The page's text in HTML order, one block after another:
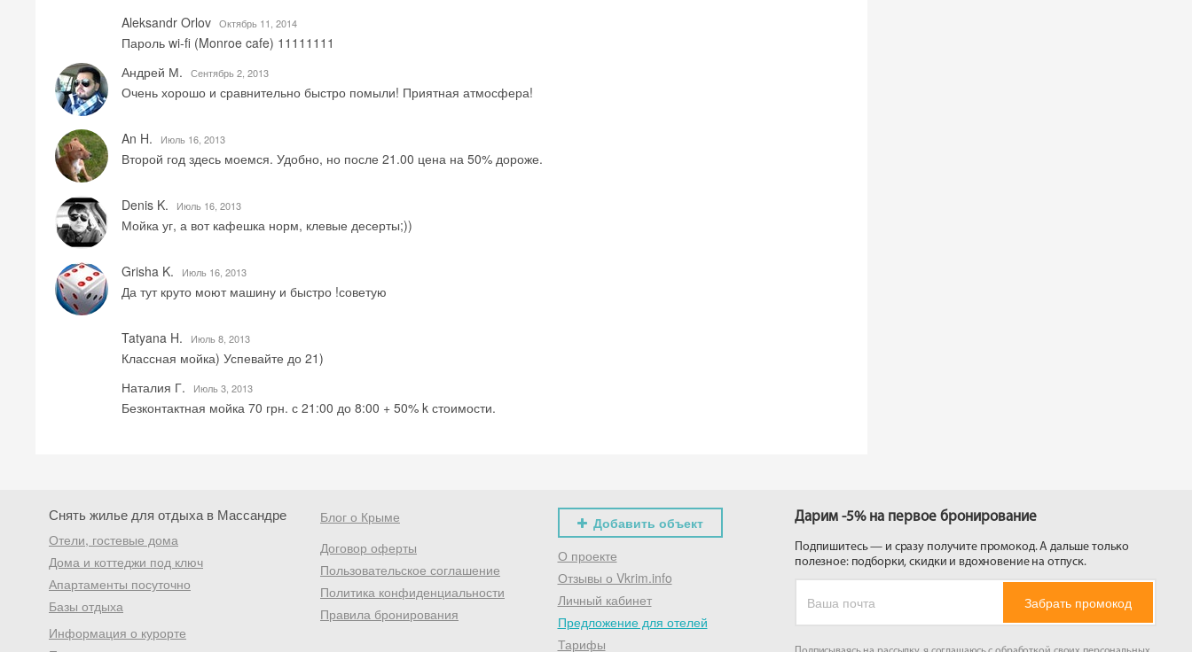
Aleksandr Orlov Октябрь 11, 2014
Пароль wi-fi (Monroe cafe) 11111111
Андрей М.
Сентябрь 2, 2013
Очень хорошо и сравнительно быстро помыли! Приятная атмосфера!
An H. Июль 16, 2013
Второй год здесь моемся. Удобно, но после 21.00 цена на 50% дороже.
Denis K. Июль 16, 2013
Мойка уг, а вот кафешка норм, клевые десерты;))
Grisha K. Июль 16, 2013
Да тут круто моют машину и быстро !советую
Tatyana H. Июль 8, 2013
Классная мойка) Успевайте до 21)
Наталия Г.
Июль 3, 2013
Безконтактная мойка 70 грн. с 21:00 до 8:00 + 50% k стоимости.
Снять жилье для отдыха в Массандре
Отели, гостевые дома
Дома и коттеджи под ключ
Апартаменты посуточно
Базы отдыха
Информация о курорте
Блог о Крыме
Договор оферты
Пользовательское соглашение
Политика конфиденциальности
Правила бронирования
Добавить объект
О проекте
Отзывы о Vkrim.info
Личный кабинет
Предложение для отелей
Тарифы
Дарим -5% на первое бронирование
Подпишитесь — и сразу получите промокод. А дальше только
полезное: подборки, скидки и вдохновение на отпуск.
Забрать промокод